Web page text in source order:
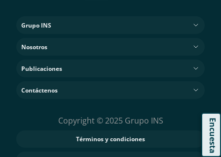
Encuesta
Grupo INS
Nosotros
Publicaciones
Contáctenos
Copyright © 2025 Grupo INS
Términos y condiciones